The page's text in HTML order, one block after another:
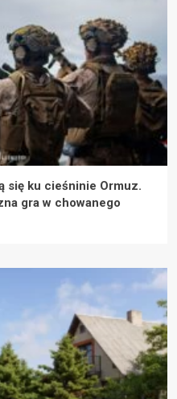
się ku cieśninie Ormuz.
gra w chowanego